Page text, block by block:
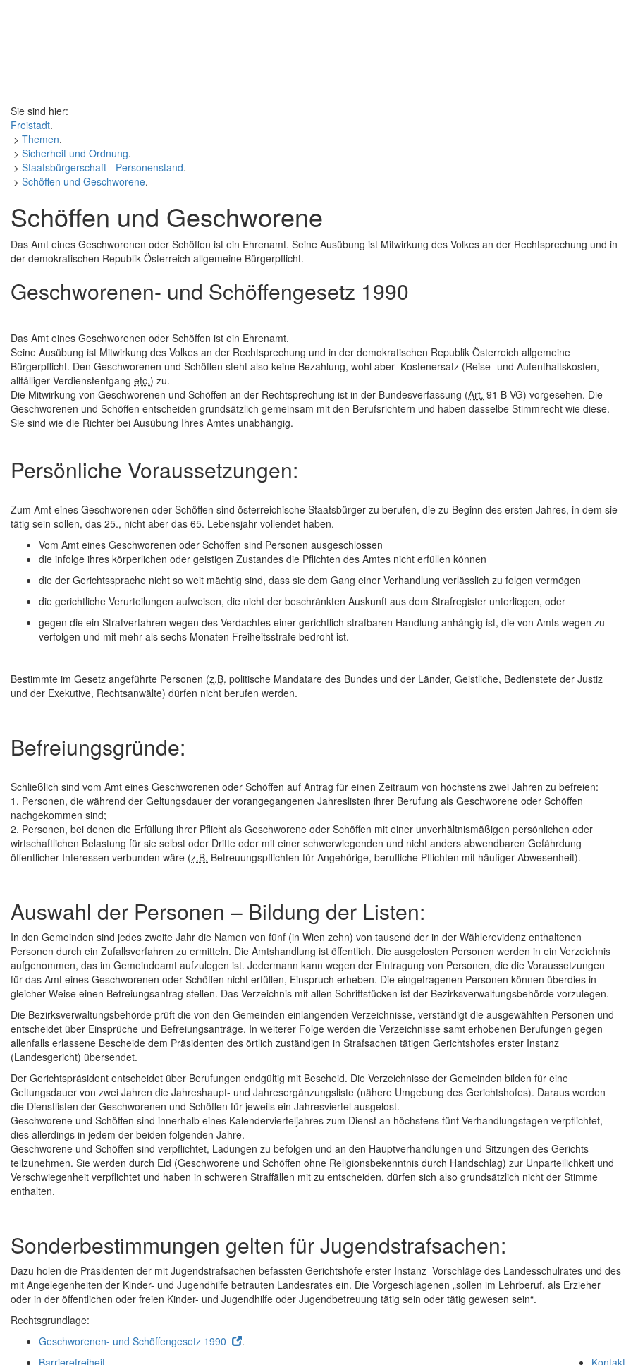
Sie sind hier:
Freistadt.
> Themen.
> Sicherheit und Ordnung.
> Staatsbürgerschaft - Personenstand.
> Schöffen und Geschworene.
Schöffen und Geschworene
Das Amt eines Geschworenen oder Schöffen ist ein Ehrenamt. Seine Ausübung ist Mitwirkung des Volkes an der Rechtsprechung und in
der demokratischen Republik Österreich allgemeine Bürgerpflicht.
Geschworenen- und Schöffengesetz 1990
Das Amt eines Geschworenen oder Schöffen ist ein Ehrenamt.
Seine Ausübung ist Mitwirkung des Volkes an der Rechtsprechung und in der demokratischen Republik Österreich allgemeine
Bürgerpflicht. Den Geschworenen und Schöffen steht also keine Bezahlung, wohl aber Kostenersatz (Reise- und Aufenthaltskosten,
allfälliger Verdienstentgang etc.) zu.
Die Mitwirkung von Geschworenen und Schöffen an der Rechtsprechung ist in der Bundesverfassung (Art. 91 B-VG) vorgesehen. Die
Geschworenen und Schöffen entscheiden grundsätzlich gemeinsam mit den Berufsrichtern und haben dasselbe Stimmrecht wie diese.
Sie sind wie die Richter bei Ausübung Ihres Amtes unabhängig.
Persönliche Voraussetzungen:
Zum Amt eines Geschworenen oder Schöffen sind österreichische Staatsbürger zu berufen, die zu Beginn des ersten Jahres, in dem sie
tätig sein sollen, das 25., nicht aber das 65. Lebensjahr vollendet haben.
Vom Amt eines Geschworenen oder Schöffen sind Personen ausgeschlossen
die infolge ihres körperlichen oder geistigen Zustandes die Pflichten des Amtes nicht erfüllen können
die der Gerichtssprache nicht so weit mächtig sind, dass sie dem Gang einer Verhandlung verlässlich zu folgen vermögen
die gerichtliche Verurteilungen aufweisen, die nicht der beschränkten Auskunft aus dem Strafregister unterliegen, oder
gegen die ein Strafverfahren wegen des Verdachtes einer gerichtlich strafbaren Handlung anhängig ist, die von Amts wegen zu
verfolgen und mit mehr als sechs Monaten Freiheitsstrafe bedroht ist.
Bestimmte im Gesetz angeführte Personen (z.B. politische Mandatare des Bundes und der Länder, Geistliche, Bedienstete der Justiz
und der Exekutive, Rechtsanwälte) dürfen nicht berufen werden.
Befreiungsgründe:
Schließlich sind vom Amt eines Geschworenen oder Schöffen auf Antrag für einen Zeitraum von höchstens zwei Jahren zu befreien:
1. Personen, die während der Geltungsdauer der vorangegangenen Jahreslisten ihrer Berufung als Geschworene oder Schöffen
nachgekommen sind;
2. Personen, bei denen die Erfüllung ihrer Pflicht als Geschworene oder Schöffen mit einer unverhältnismäßigen persönlichen oder
wirtschaftlichen Belastung für sie selbst oder Dritte oder mit einer schwerwiegenden und nicht anders abwendbaren Gefährdung
öffentlicher Interessen verbunden wäre (z.B. Betreuungspflichten für Angehörige, berufliche Pflichten mit häufiger Abwesenheit).
Auswahl der Personen – Bildung der Listen:
In den Gemeinden sind jedes zweite Jahr die Namen von fünf (in Wien zehn) von tausend der in der Wählerevidenz enthaltenen
Personen durch ein Zufallsverfahren zu ermitteln. Die Amtshandlung ist öffentlich. Die ausgelosten Personen werden in ein Verzeichnis
aufgenommen, das im Gemeindeamt aufzulegen ist. Jedermann kann wegen der Eintragung von Personen, die die Voraussetzungen
für das Amt eines Geschworenen oder Schöffen nicht erfüllen, Einspruch erheben. Die eingetragenen Personen können überdies in
gleicher Weise einen Befreiungsantrag stellen. Das Verzeichnis mit allen Schriftstücken ist der Bezirksverwaltungsbehörde vorzulegen.
Die Bezirksverwaltungsbehörde prüft die von den Gemeinden einlangenden Verzeichnisse, verständigt die ausgewählten Personen und
entscheidet über Einsprüche und Befreiungsanträge. In weiterer Folge werden die Verzeichnisse samt erhobenen Berufungen gegen
allenfalls erlassene Bescheide dem Präsidenten des örtlich zuständigen in Strafsachen tätigen Gerichtshofes erster Instanz
(Landesgericht) übersendet.
Der Gerichtspräsident entscheidet über Berufungen endgültig mit Bescheid. Die Verzeichnisse der Gemeinden bilden für eine
Geltungsdauer von zwei Jahren die Jahreshaupt- und Jahresergänzungsliste (nähere Umgebung des Gerichtshofes). Daraus werden
die Dienstlisten der Geschworenen und Schöffen für jeweils ein Jahresviertel ausgelost.
Geschworene und Schöffen sind innerhalb eines Kalendervierteljahres zum Dienst an höchstens fünf Verhandlungstagen verpflichtet,
dies allerdings in jedem der beiden folgenden Jahre.
Geschworene und Schöffen sind verpflichtet, Ladungen zu befolgen und an den Hauptverhandlungen und Sitzungen des Gerichts
teilzunehmen. Sie werden durch Eid (Geschworene und Schöffen ohne Religionsbekenntnis durch Handschlag) zur Unparteilichkeit und
Verschwiegenheit verpflichtet und haben in schweren Straffällen mit zu entscheiden, dürfen sich also grundsätzlich nicht der Stimme
enthalten.
Sonderbestimmungen gelten für Jugendstrafsachen:
Dazu holen die Präsidenten der mit Jugendstrafsachen befassten Gerichtshöfe erster Instanz Vorschläge des Landesschulrates und des
mit Angelegenheiten der Kinder- und Jugendhilfe betrauten Landesrates ein. Die Vorgeschlagenen „sollen im Lehrberuf, als Erzieher
oder in der öffentlichen oder freien Kinder- und Jugendhilfe oder Jugendbetreuung tätig sein oder tätig gewesen sein“.
Rechtsgrundlage:
Geschworenen- und Schöffengesetz 1990
.
Kontakt
Barrierefreiheit